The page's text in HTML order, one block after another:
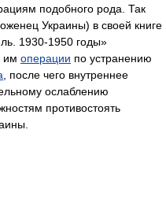
подобного рода. Так
Украины) в своей книге
1930-1950 годы»
им операции по устранению
, после чего внутреннее
ослаблению
противостоять